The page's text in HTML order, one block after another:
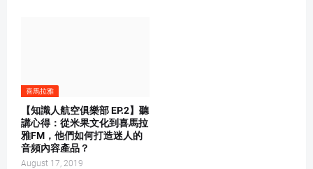
喜馬拉雅
【知識人航空俱樂部 EP.2】聽
講心得：從米果文化到喜馬拉
雅FM，他們如何打造迷人的
音頻內容產品？
August 17, 2019